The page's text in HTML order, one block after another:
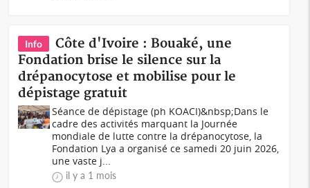
Info
Côte d'Ivoire : Bouaké, une
Fondation brise le silence sur la
drépanocytose et mobilise pour le
dépistage gratuit
Séance de dépistage (ph KOACI)&nbsp;Dans le
cadre des activités marquant la Journée
mondiale de lutte contre la drépanocytose, la
Fondation Lya a organisé ce samedi 20 juin 2026,
une vaste j...
il y a 1 mois